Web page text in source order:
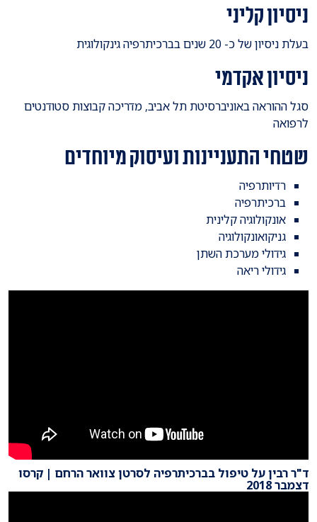
ניסיון קליני
בעלת ניסיון של כ- 20 שנים בברכיתרפיה גינקולוגית
ניסיון אקדמי
​סגל ההוראה באוניברסיטת תל אביב, מדריכה קבוצות סטודנטים
לרפואה
שטחי התעניינות ועיסוק מיוחדים
רדיותרפיה
ברכיתרפיה
אונקולוגיה קלינית
גניקואונקולוגיה
גידולי מערכת השתן
גידולי ריאה
ד"ר רבין על טיפול בברכיתרפיה לסרטן צוואר הרחם | קרסו
דצמבר 2018